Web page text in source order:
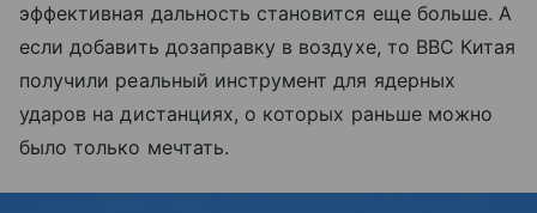
эффективная дальность становится еще больше. А
если добавить дозаправку в воздухе, то ВВС Китая
получили реальный инструмент для ядерных
ударов на дистанциях, о которых раньше можно
было только мечтать.